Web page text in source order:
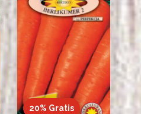
20% Gratis